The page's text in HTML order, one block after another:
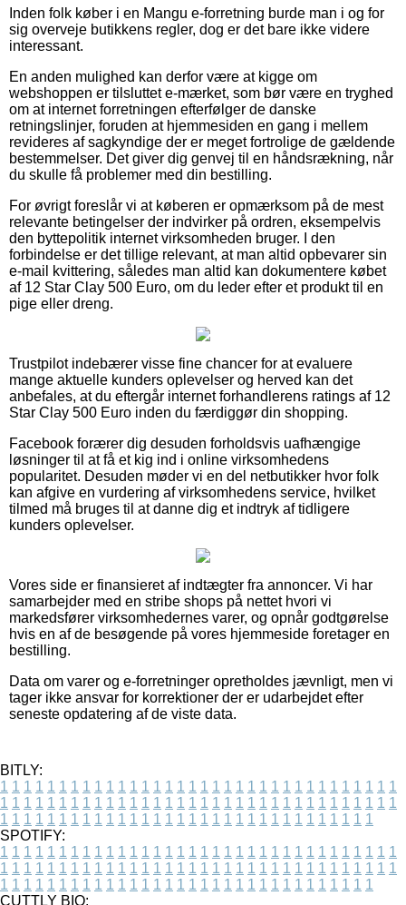
Inden folk køber i en Mangu e-forretning burde man i og for
sig overveje butikkens regler, dog er det bare ikke videre
interessant.
En anden mulighed kan derfor være at kigge om
webshoppen er tilsluttet e-mærket, som bør være en tryghed
om at internet forretningen efterfølger de danske
retningslinjer, foruden at hjemmesiden en gang i mellem
revideres af sagkyndige der er meget fortrolige de gældende
bestemmelser. Det giver dig genvej til en håndsrækning, når
du skulle få problemer med din bestilling.
For øvrigt foreslår vi at køberen er opmærksom på de mest
relevante betingelser der indvirker på ordren, eksempelvis
den byttepolitik internet virksomheden bruger. I den
forbindelse er det tillige relevant, at man altid opbevarer sin
e-mail kvittering, således man altid kan dokumentere købet
af 12 Star Clay 500 Euro, om du leder efter et produkt til en
pige eller dreng.
Trustpilot indebærer visse fine chancer for at evaluere
mange aktuelle kunders oplevelser og herved kan det
anbefales, at du eftergår internet forhandlerens ratings af 12
Star Clay 500 Euro inden du færdiggør din shopping.
Facebook forærer dig desuden forholdsvis uafhængige
løsninger til at få et kig ind i online virksomhedens
popularitet. Desuden møder vi en del netbutikker hvor folk
kan afgive en vurdering af virksomhedens service, hvilket
tilmed må bruges til at danne dig et indtryk af tidligere
kunders oplevelser.
Vores side er finansieret af indtægter fra annoncer. Vi har
samarbejder med en stribe shops på nettet hvori vi
markedsfører virksomhedernes varer, og opnår godtgørelse
hvis en af de besøgende på vores hjemmeside foretager en
bestilling.
Data om varer og e-forretninger opretholdes jævnligt, men vi
tager ikke ansvar for korrektioner der er udarbejdet efter
seneste opdatering af de viste data.
BITLY:
1 1 1 1 1 1 1 1 1 1 1 1 1 1 1 1 1 1 1 1 1 1 1 1 1 1 1 1 1 1 1 1 1 1
1 1 1 1 1 1 1 1 1 1 1 1 1 1 1 1 1 1 1 1 1 1 1 1 1 1 1 1 1 1 1 1 1 1
1 1 1 1 1 1 1 1 1 1 1 1 1 1 1 1 1 1 1 1 1 1 1 1 1 1 1 1 1 1 1 1
SPOTIFY:
1 1 1 1 1 1 1 1 1 1 1 1 1 1 1 1 1 1 1 1 1 1 1 1 1 1 1 1 1 1 1 1 1 1
1 1 1 1 1 1 1 1 1 1 1 1 1 1 1 1 1 1 1 1 1 1 1 1 1 1 1 1 1 1 1 1 1 1
1 1 1 1 1 1 1 1 1 1 1 1 1 1 1 1 1 1 1 1 1 1 1 1 1 1 1 1 1 1 1 1
CUTTLY BIO: